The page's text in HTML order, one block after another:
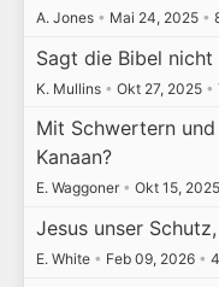
A. Jones • Mai 24, 2025 •
Sagt die Bibel nicht
K. Mullins • Okt 27, 2025 •
Mit Schwertern
Kanaan?
E. Waggoner • Okt 15, 2025
Jesus unser
E. White • Feb 09, 2026 •